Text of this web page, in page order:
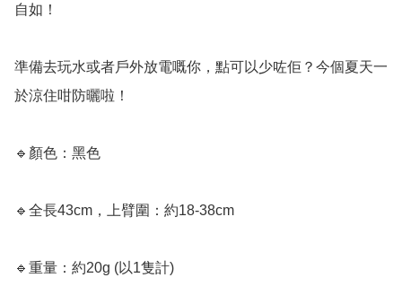
自如！
準備去玩水或者戶外放電嘅你，點可以少咗佢？今個夏天一
於涼住咁防曬啦！
🔹顏色：黑色
🔹全長43cm，上臂圍：約18-38cm
🔹重量：約20g (以1隻計)